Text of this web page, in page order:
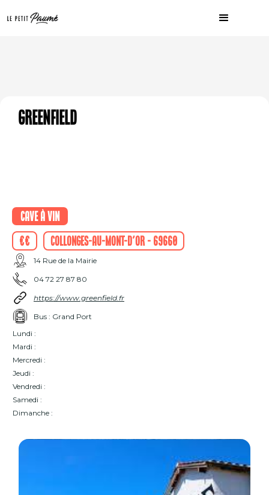
Greenfield
Cave à vin
€€
Collonges-au-Mont-d'Or - 69660
14 Rue de la Mairie
04 72 27 87 80
https://www.greenfield.fr
Bus : Grand Port
Lundi :
Mardi :
Mercredi :
Jeudi :
Vendredi :
Samedi :
Dimanche :